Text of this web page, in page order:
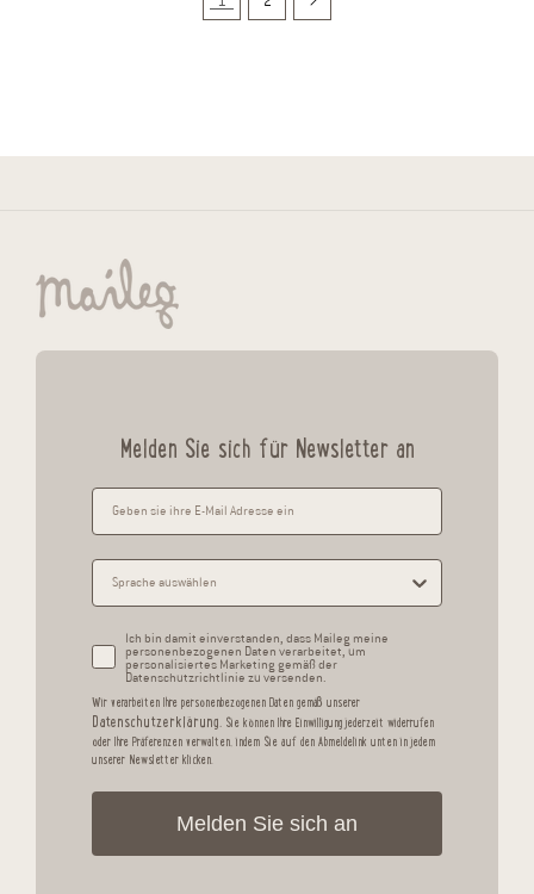
Melden Sie sich für Newsletter an
Ich bin damit einverstanden, dass Maileg meine
personenbezogenen Daten verarbeitet, um
personalisiertes Marketing gemäß der
Datenschutzrichtlinie zu versenden.
Wir verarbeiten Ihre personenbezogenen Daten gemäß unserer
Datenschutzerklärung. Sie können Ihre Einwilligung jederzeit widerrufen
oder Ihre Präferenzen verwalten, indem Sie auf den Abmeldelink unten in jedem
unserer Newsletter klicken.
Melden Sie sich an